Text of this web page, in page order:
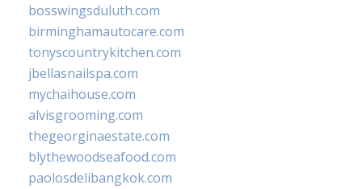
bosswingsduluth.com
birminghamautocare.com
tonyscountrykitchen.com
jbellasnailspa.com
mychaihouse.com
alvisgrooming.com
thegeorginaestate.com
blythewoodseafood.com
paolosdelibangkok.com